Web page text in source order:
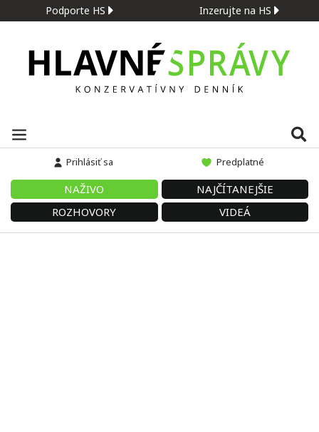
Podporte HS Inzerujte na HS
Prihlásiť sa Predplatné
NAŽIVO
NAJČÍTANEJŠIE
ROZHOVORY
VIDEÁ